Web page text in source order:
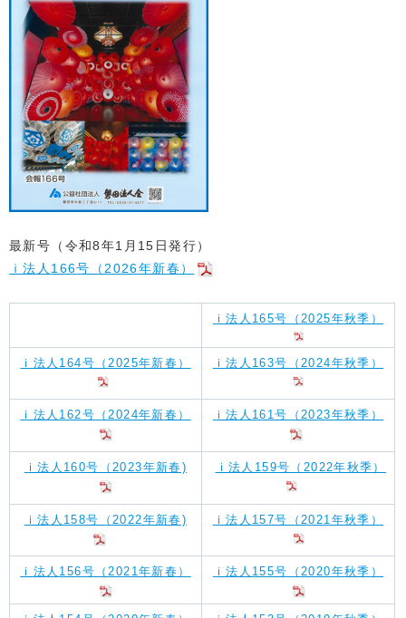
最新号（令和8年1 月15日発行）
ｉ法人166号（2026年新春 ）
ｉ法人165号（2025年秋季）
ｉ法人164号（2025年新春） ｉ法人163号（2024年秋季）
ｉ法人162号（2024年新春） ｉ法人161号（2023年秋季）
ｉ法人160号（2023年新春) ｉ法人159号（2022年秋季）
ｉ法人158号（2022年新春) ｉ法人157号（2021年秋季）
ｉ法人156号（2021年新春） ｉ法人155号（2020年秋季）